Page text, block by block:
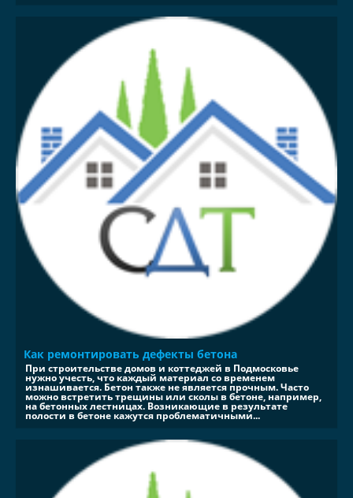
Как ремонтировать дефекты бетона
При строительстве домов и коттеджей в Подмосковье
нужно учесть, что каждый материал со временем
изнашивается. Бетон также не является прочным. Часто
можно встретить трещины или сколы в бетоне, например,
на бетонных лестницах. Возникающие в результате
полости в бетоне кажутся проблематичными...